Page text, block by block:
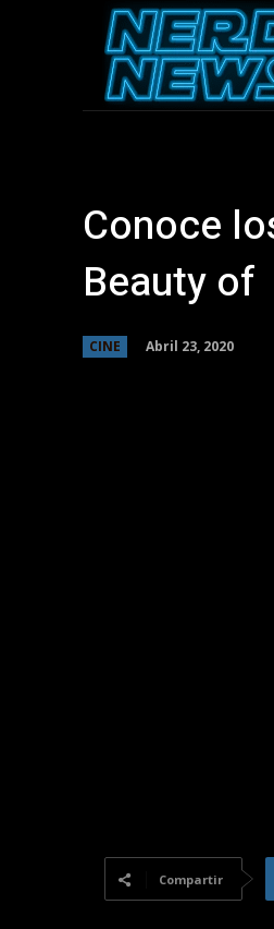
Conoce
Beauty of
CINE Abril 23, 2020
Compartir